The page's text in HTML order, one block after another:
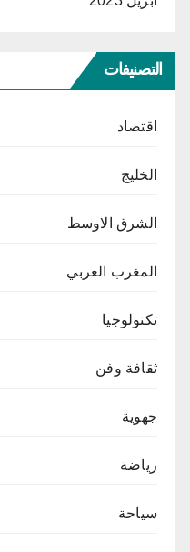
التصنيفات
اقتصاد
الخليج
الشرق الاوسط
المغرب العربي
تكنولوجيا
ثقافة وفن
جهوية
رياضة
سياحة